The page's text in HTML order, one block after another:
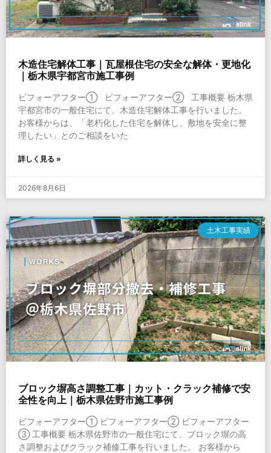
木造住宅解体工事｜瓦屋根住宅の安全な解体・更地化
｜栃木県宇都宮市施工事例
ビフォーアフター① ビフォーアフター② 工事概要 栃木県
宇都宮市の一般住宅にて、木造住宅解体工事を行いました。
お客様からは、「老朽化した住宅を解体し、敷地を安全に整
理したい」とのご相談をいた
詳しく見る »
2026年8月6日
土木工事実績
ブロック塀高さ調整工事｜カット・クラック補修で安
全性を向上｜栃木県佐野市施工事例
ビフォーアフター① ビフォーアフター② ビフォーアフター
③ 工事概要 栃木県佐野市の一般住宅にて、ブロック塀の高
さ調整およびクラック補修工事を行いました。 お客様から